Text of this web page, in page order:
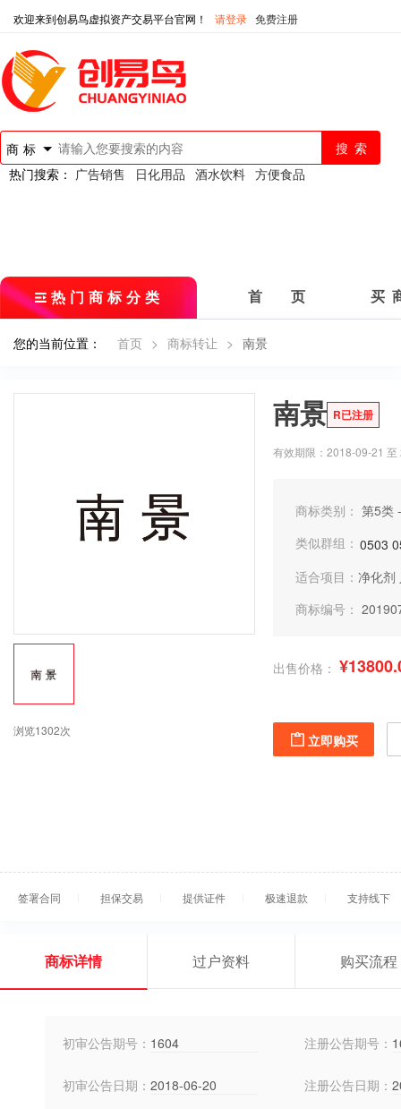
欢迎来到创易鸟虚拟资产交易平台官网！ 请登录 免费注册
商标
热门搜索： 广告销售 日化用品 酒水饮料 方便食品
热门商标分类 首 页 买
您的当前位置： 首页 > 商标转让 > 南景
浏览1302次
南景 R已注册
有效期限：2018-09-21
商标类别： 第5类
类似群组： 0503
适合项目： 净化剂
商标编号：
出售价格：
立即购买
签署合同 担保交易 提供证件 极速退款 支持线下
商标详情 过户资料 购买流程
初审公告期号： 1604 注册公告期号：
初审公告日期： 2018-06-20 注册公告日期：